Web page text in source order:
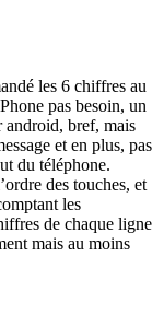
les 6 chiffres au
pas besoin, un
android, bref, mais
et en plus, pas
du téléphone.
des touches, et
les
de chaque ligne
mais au moins